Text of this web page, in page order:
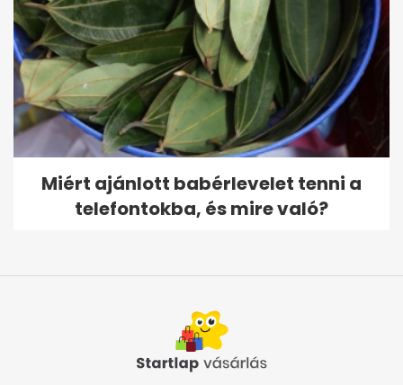
Miért ajánlott babérlevelet tenni a
telefontokba, és mire való?